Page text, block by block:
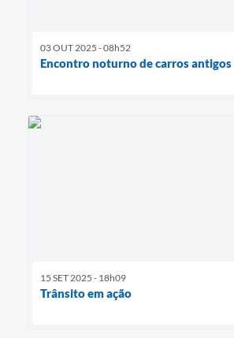
03 OUT 2025 - 08h52
Encontro noturno de carros antigos
15 SET 2025 - 18h09
Trânsito em ação